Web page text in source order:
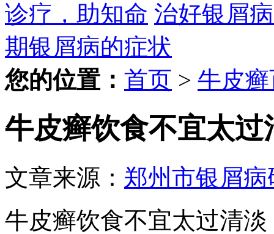
诊疗，助知命 治好银屑
期银屑病的症状
您的位置： 首页 > 牛皮
牛皮癣饮食不宜太过
文章来源： 郑州市银屑病
牛皮癣饮食不宜太过清淡